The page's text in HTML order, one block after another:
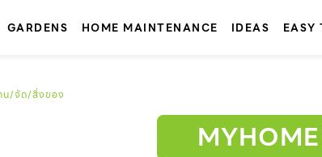
GARDENS HOME MAINTENANCE IDEAS EASY
น/จัด/สิ่งของ